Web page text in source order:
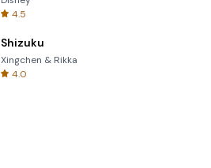
4.5
Shizuku
Xingchen & Rikka
4.0